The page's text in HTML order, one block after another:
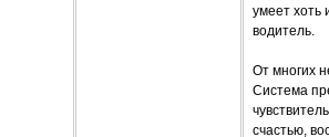
умеет хоть
водитель.
От многих
Система
счастью,